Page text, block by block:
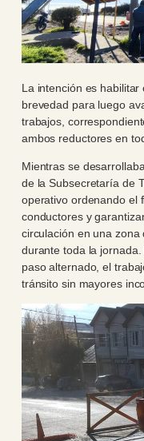
La intención es
brevedad para luego
trabajos,
ambos reductores en
Mientras se
de la Subsecretaría de
operativo ordenando el
conductores y
circulación en una
durante toda la
paso alternado, el
tránsito sin mayores